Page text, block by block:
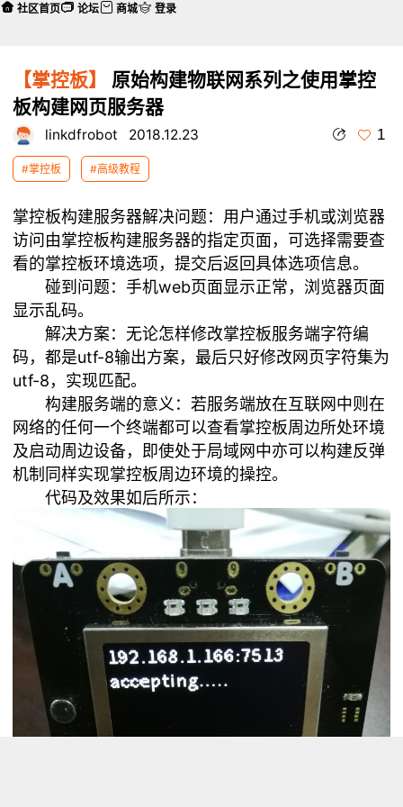
【掌控板】
原始构建物联网系列之使用掌控
板构建网页服务器
linkdfrobot 2018.12.23 1
#掌控板 #高级教程
掌控板构建服务器解决问题：用户通过手机或浏览器
访问由掌控板构建服务器的指定页面，可选择需要查
看的掌控板环境选项，提交后返回具体选项信息。
碰到问题：手机web页面显示正常，浏览器页面
显示乱码。
解决方案：无论怎样修改掌控板服务端字符编
码，都是utf-8输出方案，最后只好修改网页字符集为
utf-8，实现匹配。
构建服务端的意义：若服务端放在互联网中则在
网络的任何一个终端都可以查看掌控板周边所处环境
及启动周边设备，即使处于局域网中亦可以构建反弹
机制同样实现掌控板周边环境的操控。
代码及效果如后所示：
社区首页 论坛 商城 登录